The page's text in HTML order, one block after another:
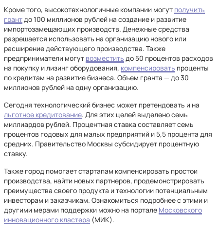
Кроме того, высокотехнологичные компании могут получить
грантдо 100 миллионов рублей на создание и развитие
импортозамещающих производств. Денежные средства
разрешается использовать на организацию нового или
расширение действующего производства. Также
предприниматели могут возместить до 50 процентов расходов
на покупку и лизинг оборудования, компенсировать проценты
по кредитам на развитие бизнеса. Объем гранта — до 30
миллионов рублей на одну организацию.
Сегодня технологический бизнес может претендовать и на
льготное кредитование. Для этих целей выделено семь
миллиардов рублей. Процентная ставка составляет семь
процентов годовых для малых предприятий и 5,5 процента для
средних. Правительство Москвы субсидирует процентную
ставку.
Также город помогает стартапам компенсировать простои
производства, найти новых партнеров, продемонстрировать
преимущества своего продукта и технологии потенциальным
инвесторам и заказчикам. Ознакомиться подробнее с этими и
другими мерами поддержки можно на портале Московского
инновационного кластера (МИК).